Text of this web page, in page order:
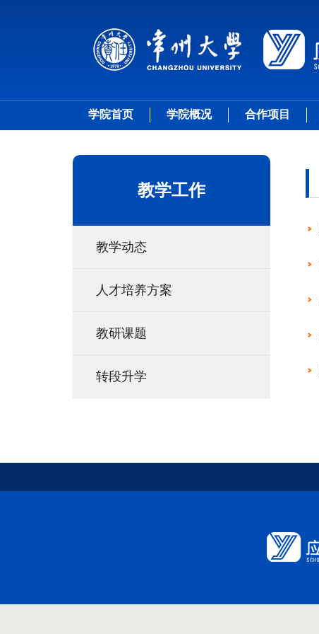
学院首页 学院概况 合作项目
教学工作
教学动态
人才培养方案
教研课题
转段升学